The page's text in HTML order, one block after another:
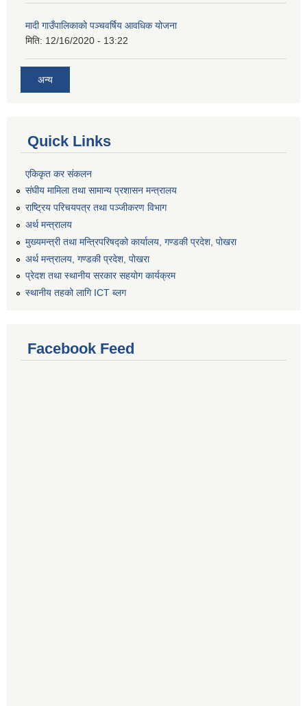
मादी गाउँपालिकाको पञ्चवर्षिय आवधिक योजना
मिति: 12/16/2020 - 13:22
अन्य
Quick Links
एकिकृत कर संकलन
संघीय मामिला तथा सामान्य प्रशासन मन्त्रालय
राष्ट्रिय परिचयपत्र तथा पञ्जीकरण विभाग
अर्थ मन्त्रालय
मुख्यमन्त्री तथा मन्त्रिपरिषद्को कार्यालय, गण्डकी प्रदेश, पोखरा
अर्थ मन्त्रालय, गण्डकी प्रदेश, पोखरा
प्रेदश तथा स्थानीय सरकार सहयोग कार्यक्रम
स्थानीय तहको लागि ICT ब्लग
Facebook Feed